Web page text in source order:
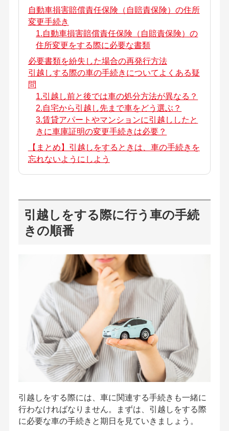
自動車損害賠償責任保険（自賠責保険）の住所
変更手続き
1.自動車損害賠償責任保険（自賠責保険）の
住所変更をする際に必要な書類
必要書類を紛失した場合の再発行方法
引越しする際の車の手続きについてよくある疑
問
1.引越し前と後では車の処分方法が異なる？
2.自宅から引越し先まで車をどう選ぶ？
3.賃貸アパートやマンションに引越ししたと
きに車庫証明の変更手続きは必要？
【まとめ】引越しをするときは、車の手続きを
忘れないようにしよう
引越しをする際に行う車の手続
きの順番
引越しをする際には、車に関連する手続きも一緒に
行わなければなりません。まずは、引越しをする際
に必要な車の手続きと期日を見ていきましょう。